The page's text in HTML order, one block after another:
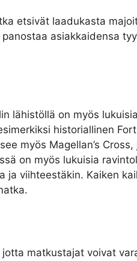
etsivät laadukasta
asiakkaidensa
lähistöllä on myös
historiallinen
myös Magellan’s
on myös lukuisia
viihteestäkin. Kaiken
matkustajat voivat